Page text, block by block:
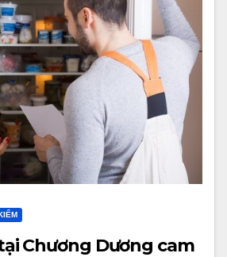
Chương Dương cam